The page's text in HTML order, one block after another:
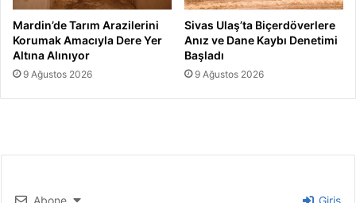
Mardin’de Tarım Arazilerini
Korumak Amacıyla Dere Yer
Altına Alınıyor
9 Ağustos 2026
Sivas Ulaş’ta Biçerdöverlere
Anız ve Dane Kaybı Denetimi
Başladı
9 Ağustos 2026
Abone Giriş